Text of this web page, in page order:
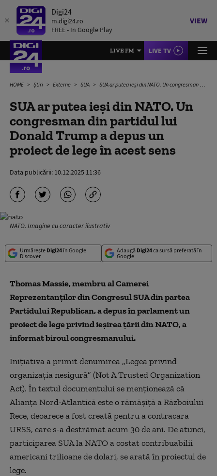
Digi24
m.digi24.ro
FREE - In Google Play
VIEW
LIVE FM LIVE TV
HOME Știri Externe SUA SUA ar putea ieși din NATO. Un congresman din partidul lui Donald Trump a depus un proiect de lege în acest sens
SUA ar putea ieși din NATO. Un
congresman din partidul lui
Donald Trump a depus un
proiect de lege în acest sens
Data publicării: 10.12.2025 11:36
NATO. Imagine cu caracter ilustrativ
Urmărește Digi24în Google
Discover
Adaugă Digi24ca sursă preferată în
Google
Thomas Massie, membru al Camerei
Reprezentanților din Congresul SUA din partea
Partidului Republican, a depus în parlament un
proiect de lege privind ieșirea țării din NATO, a
informat biroul congresmanului.
Inițiativa a primit denumirea „Legea privind
organizația nesigură” (Not A Trusted Organization
Act). În textul documentului se menționează că
Alianța Nord-Atlantică este o rămășiță a Războiului
Rece, deoarece a fost creată pentru a contracara
URSS, care s-a destrămat acum 30 de ani. De atunci,
participarea SUA la NATO a costat contribuabilii
americani trilioane de dolari, se arată în proiectul de
lege.